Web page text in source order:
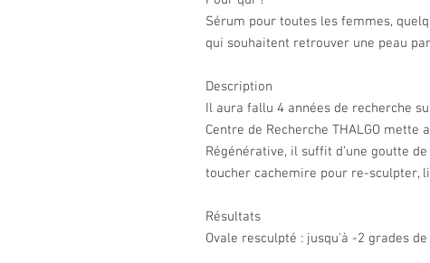
Sérum pour toutes les femmes,
qui souhaitent retrouver une peau
Description
Il aura fallu 4 années de recherche
Centre de Recherche THALGO mette
Régénérative, il suffit d’une goutte
toucher cachemire pour re-sculpter,
Résultats
Ovale resculpté : jusqu'à -2 grades